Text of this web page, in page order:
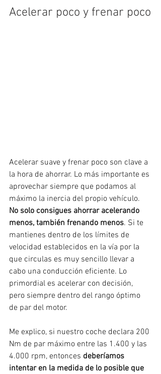
Acelerar poco y frenar poco
Acelerar suave y frenar poco son clave a
la hora de ahorrar. Lo más importante es
aprovechar siempre que podamos al
máximo la inercia del propio vehículo.
No solo consigues ahorrar acelerando
menos, también frenando menos. Si te
mantienes dentro de los límites de
velocidad establecidos en la vía por la
que circulas es muy sencillo llevar a
cabo una conducción eficiente. Lo
primordial es acelerar con decisión,
pero siempre dentro del rango óptimo
de par del motor.
Me explico, si nuestro coche declara 200
Nm de par máximo entre las 1.400 y las
4.000 rpm, entonces deberíamos
intentar en la medida de lo posible que